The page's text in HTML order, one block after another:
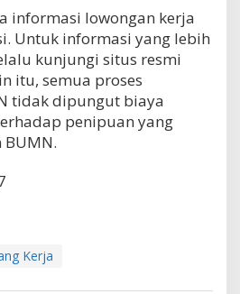
informasi lowongan kerja
Untuk informasi yang lebih
kunjungi situs resmi
itu, semua proses
tidak dipungut biaya
penipuan yang
Kerja